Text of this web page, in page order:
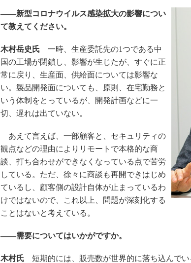
「英語に愛されないエンジニア」の
ための新行動論
――新型コロナウイルス感染拡大の影響につい
て教えてください。
木村岳史氏 一時、生産委託先の1つである中
国の工場が閉鎖し、影響が生じたが、すぐに正
常に戻り、生産面、供給面については影響な
い。製品開発面についても、原則、在宅勤務と
いう体制をとっているが、開発計画などに一
切、遅れは出ていない。
あえて言えば、一部顧客と、セキュリティの
観点などの理由によりリモートで本格的な商
談、打ち合わせができなくなっている点で苦労
している。ただ、徐々に商談も再開できはじめ
ているし、顧客側の設計自体が止まっているわ
けではないので、これ以上、問題が深刻化する
ことはないと考えている。
――需要についてはいかがですか。
木村氏 短期的には、販売数が世界的に落ち込んで